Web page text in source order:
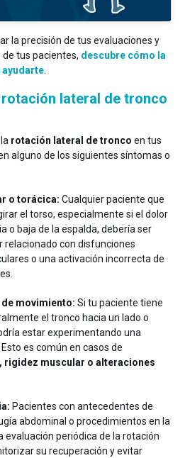
la precisión de tus evaluaciones y
tus pacientes, descubre cómo la
ayudarte.
lateral de tronco
rotación lateral de tronco en tus
alguno de los siguientes síntomas o
o torácica: Cualquier paciente que
el torso, especialmente si el dolor
o baja de la espalda, debería ser
relacionado con disfunciones
o una activación incorrecta de
movimiento: Si tu paciente tiene
el tronco hacia un lado o
estar experimentando una
es común en casos de
rigidez muscular o alteraciones
Pacientes con antecedentes de
abdominal o procedimientos en la
evaluación periódica de la rotación
su recuperación y evitar